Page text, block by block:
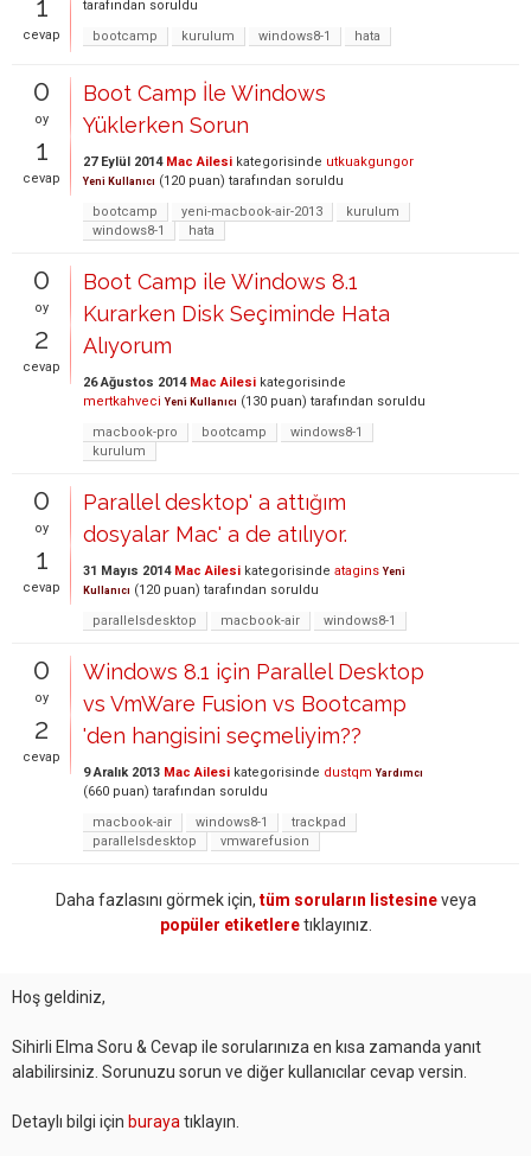
cevap
tarafından soruldu
bootcamp
kurulum windows8-1 hata
0
oy
1
cevap
Boot Camp İle Windows
Yüklerken Sorun
27 Eylül 2014 Mac Ailesi kategorisinde utkuakgungor
Yeni Kullanıcı (120 puan) tarafından soruldu
bootcamp
yeni-macbook-air-2013
kurulum
windows8-1
hata
0
oy
2
cevap
Boot Camp ile Windows 8.1
Kurarken Disk Seçiminde Hata
Alıyorum
26 Ağustos 2014 Mac Ailesi kategorisinde
mertkahveci Yeni Kullanıcı (130 puan) tarafından soruldu
macbook-pro
bootcamp
windows8-1
kurulum
0
oy
1
cevap
Parallel desktop' a attığım
dosyalar Mac' a de atılıyor.
31 Mayıs 2014 Mac Ailesi kategorisinde atagins Yeni
Kullanıcı (120 puan) tarafından soruldu
parallelsdesktop
macbook-air windows8-1
0
oy
2
cevap
Windows 8.1 için Parallel Desktop
vs VmWare Fusion vs Bootcamp
'den hangisini seçmeliyim??
9 Aralık 2013 Mac Ailesi kategorisinde dustqm Yardımcı
(660 puan) tarafından soruldu
macbook-air
windows8-1
trackpad
parallelsdesktop
vmwarefusion
Daha fazlasını görmek için, tüm soruların listesineveya
popüler etiketleretıklayınız.
Hoş geldiniz,
Sihirli Elma Soru & Cevap ile sorularınıza en kısa zamanda yanıt
alabilirsiniz. Sorunuzu sorun ve diğer kullanıcılar cevap versin.
Detaylı bilgi için buraya tıklayın.